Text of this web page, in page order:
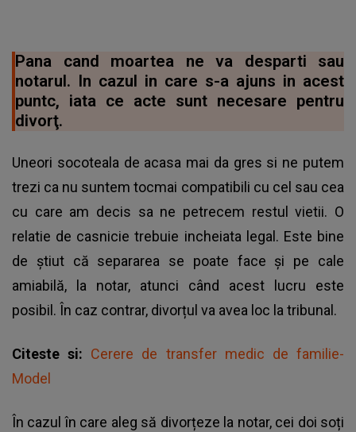
Pana cand moartea ne va desparti sau
notarul. In cazul in care s-a ajuns in acest
puntc, iata ce acte sunt necesare pentru
divorţ.
Uneori socoteala de acasa mai da gres si ne putem
trezi ca nu suntem tocmai compatibili cu cel sau cea
cu care am decis sa ne petrecem restul vietii. O
relatie de casnicie trebuie incheiata legal. Este bine
de știut că separarea se poate face și pe cale
amiabilă, la notar, atunci când acest lucru este
posibil. În caz contrar, divorțul va avea loc la tribunal.
Citeste si: Cerere de transfer medic de familie-
Model
În cazul în care aleg să divorțeze la notar, cei doi soți